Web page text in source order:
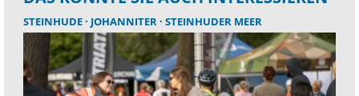
STEINHUDE JOHANNITER STEINHUDER MEER